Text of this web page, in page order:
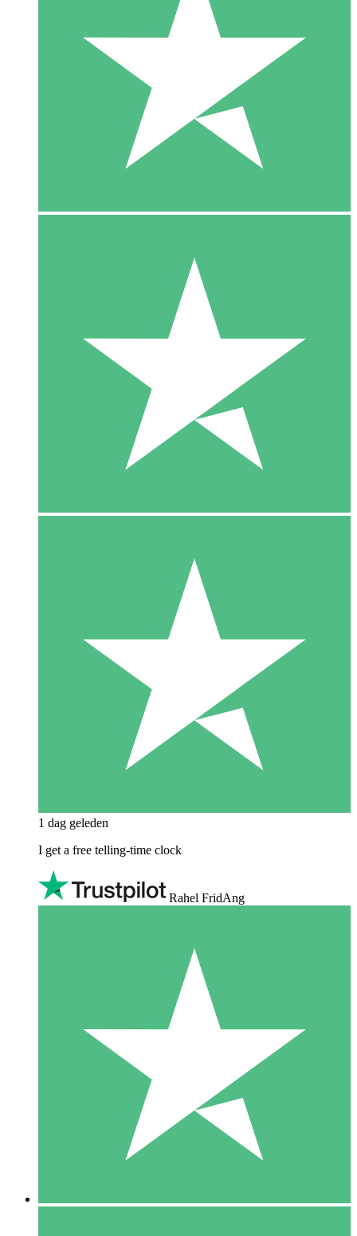
1 dag geleden
I get a free telling-time clock
Rahel FridAng